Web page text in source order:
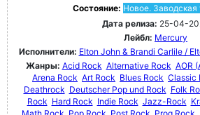
Состояние: Новое. Заводская
Дата релиза: 25-04-
Лейбл: Mercury
Исполнители: Elton John & Brandi Carlile /
Жанры: Acid Rock Alternative Rock AOR
Arena Rock Art Rock Blues Rock Classic
Deathrock Deutscher Pop und Rock Folk
Rock Hard Rock Indie Rock Jazz-Rock